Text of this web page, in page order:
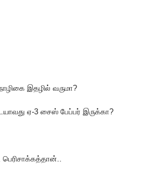
இதழில் வருமா?
ஏ-3 சைஸ் பேப்பர் இருக்கா?